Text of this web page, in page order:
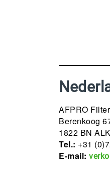
AFPRO
Berenkoog
1822 BN
Tel.: +31
E-mail: